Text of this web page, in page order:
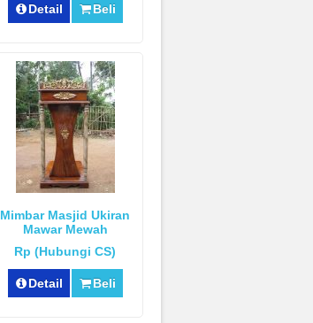
Detail Beli
Mimbar Masjid Ukiran
Mawar Mewah
Rp (Hubungi CS)
Detail Beli